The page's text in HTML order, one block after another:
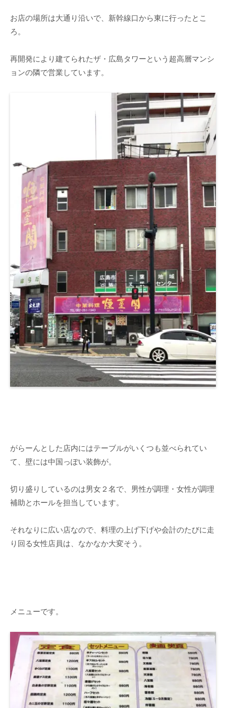
お店の場所は大通り沿いで、新幹線口から東に行ったとこ
ろ。
再開発により建てられたザ・広島タワーという超高層マンシ
ョンの隣で営業しています。
がらーんとした店内にはテーブルがいくつも並べられてい
て、壁には中国っぽい装飾が。
切り盛りしているのは男女２名で、男性が調理・女性が調理
補助とホールを担当しています。
それなりに広い店なので、料理の上げ下げや会計のたびに走
り回る女性店員は、なかなか大変そう。
メニューです。